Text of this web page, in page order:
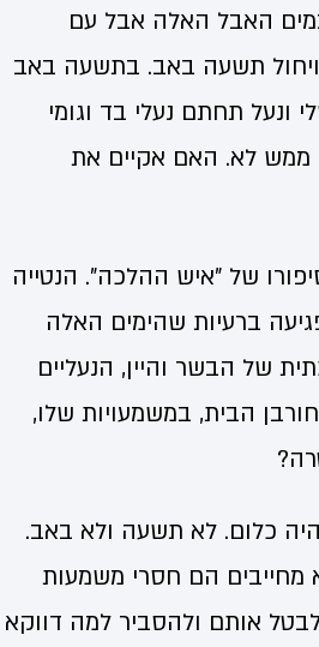
האבל האלה אבל עם
ויחול תשעה באב. בתשעה באב
ונעל תחתם נעלי בד וגומי
ממש לא. האם אקיים את
של "איש ההלכה". הנטייה
ברעיות שהימים האלה
של הבשר והיין, הנעליים
הבית, במשמעויות שלו,
כלום. לא תשעה ולא באב.
מחייבים הם חסרי משמעות
אותם ולהסביר למה דווקא